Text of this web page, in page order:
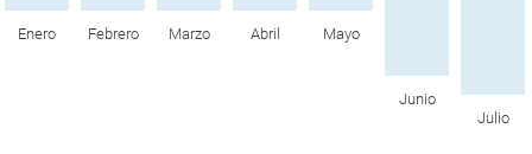
Enero Febrero Marzo Abril Mayo
Junio
Julio